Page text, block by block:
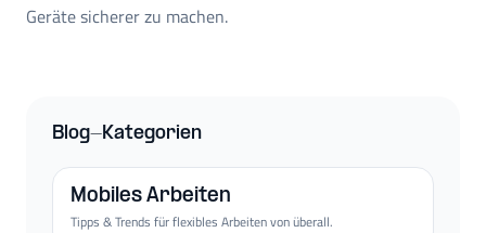
Geräte sicherer zu machen.
Blog-Kategorien
Mobiles Arbeiten
Tipps & Trends für flexibles Arbeiten von überall.